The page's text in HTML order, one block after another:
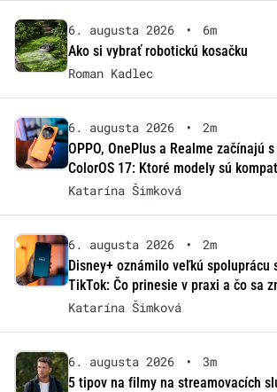
6. augusta 2026 •
6m
Ako si vybrať robotickú kosačku
Roman Kadlec
6. augusta 2026 •
2m
OPPO, OnePlus a Realme začínajú
ColorOS 17: Ktoré modely sú
Katarína Šimková
6. augusta 2026 •
2m
Disney+ oznámilo veľkú spoluprácu
TikTok: Čo prinesie v praxi a čo sa
Katarína Šimková
6. augusta 2026 •
3m
5 tipov na filmy na streamovacích